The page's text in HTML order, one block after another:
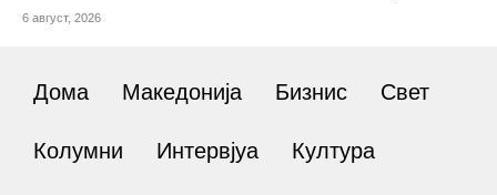
6 август, 2026
Дома Македонија Бизнис Свет
Колумни Интервјуа Култура